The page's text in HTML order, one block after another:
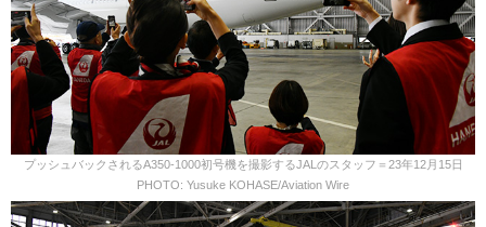
プッシュバックされるA350-1000初号機を撮影するJALのスタッフ＝23年12月15日
PHOTO: Yusuke KOHASE/Aviation Wire